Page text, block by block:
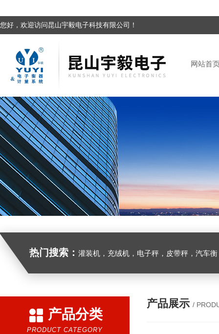
您好，欢迎访问昆山宇毅电子科技有限公司！
网站首
热门搜索： 灌装机，充绒机，电子秤，皮带秤，汽车
产品分类
PRODUCT CATEGORY
产品展示 /